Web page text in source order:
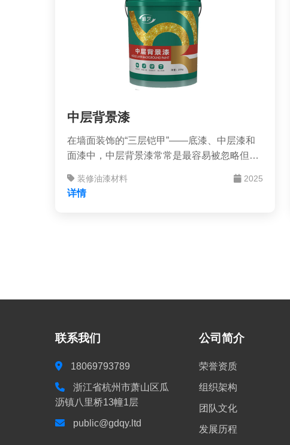
中层背景漆
在墙面装饰的“三层铠甲”——底漆、中层漆和
面漆中，中层背景漆常常是最容易被忽略但却
地坚守基层，也不像面漆那样光彩夺目地展示
容颜，但它却是连接底层保护与表层装饰的核
装修油漆材料 2025
详情
联系我们
18069793789
浙江省杭州市萧山区瓜
沥镇八里桥13幢1层
public@gdqy.ltd
公司简介
荣誉资质
组织架构
团队文化
发展历程